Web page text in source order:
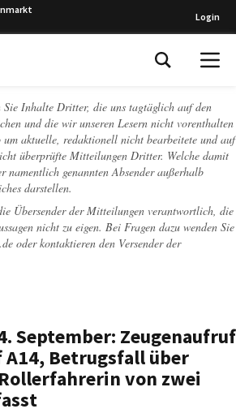
Login
Sie Inhalte Dritter, die uns tagtäglich auf den
und die wir unseren Lesern nicht vorenthalten
aktuelle, redaktionell nicht bearbeitete und auf
überprüfte Mitteilungen Dritter. Welche damit
namentlich genannten Absender außerhalb
darstellen.
Übersender der Mitteilungen verantwortlich, die
nicht zu eigen. Bei Fragen dazu wenden Sie
oder kontaktieren den Versender der
September: Zeugenaufruf
A14, Betrugsfall über
von zwei